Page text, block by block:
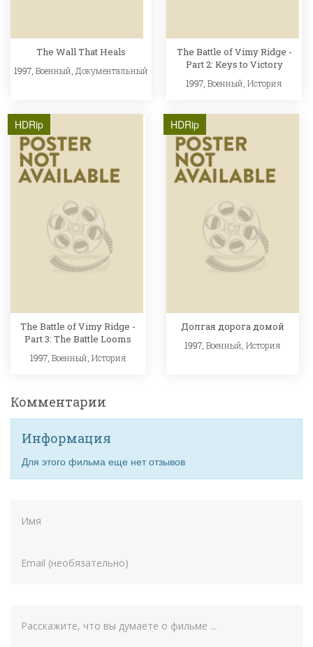
The Wall That Heals
1997, Военный Документальный
The Battle of Vimy Ridge -
Part 2: Keys to Victory
1997,Военный ,История
HDRip
The Battle of Vimy Ridge -
Part 3: The Battle Looms
1997, Военный История
HDRip
Долгая дорога домой
1997,Военный ,История
Комментарии
Информация
Для этого фильма еще нет отзывов